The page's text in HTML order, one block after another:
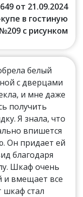
от 21.09.2024
в гостиную
№209 с рисунком
белый
с дверцами
и мне даже
получить
Я знала, что
впишется
Он придает ей
благодаря
Шкаф очень
и вмещает все
стал